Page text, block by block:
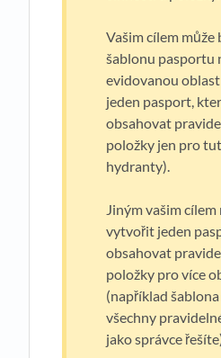
Vašim cílem
šablonu pasportu
evidovanou
jeden pasport,
obsahovat
položky jen pro
hydranty).
Jiným vašim
vytvořit jeden
obsahovat
položky pro více
(například
všechny
jako správce